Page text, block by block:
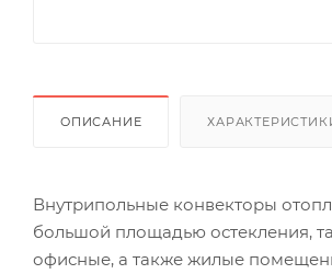
ОПИСАНИЕ
Внутрипольные конвекторы
большой площадью остекления,
офисные, а также жилые